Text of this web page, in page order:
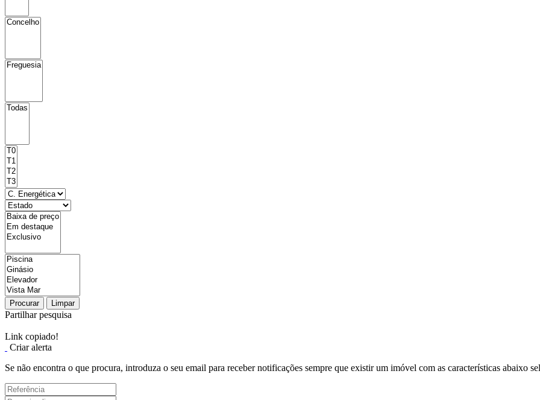
Procurar Limpar
Partilhar pesquisa
Link copiado!
Criar alerta
Se não encontra o que procura, introduza o seu email para receber notificações sempre que existir um imóvel com as características abaixo